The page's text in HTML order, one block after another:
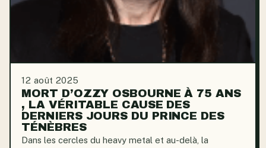
12 août 2025
MORT D’OZZY OSBOURNE À 75 ANS
, LA VÉRITABLE CAUSE DES
DERNIERS JOURS DU PRINCE DES
TÉNÈBRES
Dans les cercles du heavy metal et au-delà, la